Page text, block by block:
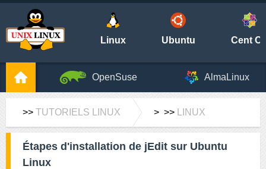
Linux Ubuntu Cent
OpenSuse AlmaLinux
>> TUTORIELS LINUX > >> LINUX
Étapes d'installation de jEdit sur Ubuntu
Linux